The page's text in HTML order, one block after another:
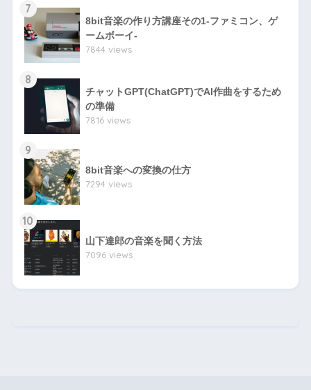
7
8bit音楽の作り方講座その1-ファミコン、ゲ
ームボーイ-
7844 views
8
チャットGPT(ChatGPT)でAI作曲をするため
の準備
7816 views
9
8bit音楽への変換の仕方
7294 views
10
山下達郎の音楽を聞く方法
7096 views